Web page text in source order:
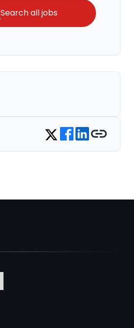
Search all jobs
Share on Twitter
Share on Facebook
Share on LinkedIn
Copy link